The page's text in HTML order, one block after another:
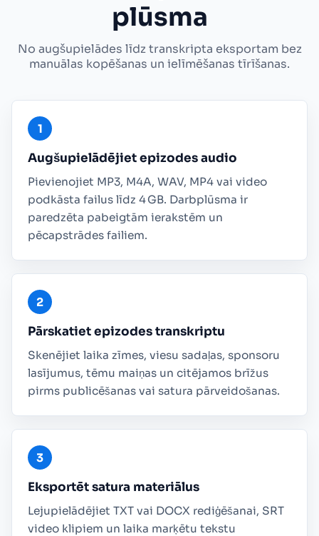
plūsma
No augšupielādes līdz transkripta eksportam bez
manuālas kopēšanas un ielīmēšanas tīrīšanas.
Augšupielādējiet epizodes audio
Pievienojiet MP3, M4A, WAV, MP4 vai video
podkāsta failus līdz 4 GB. Darbplūsma ir
paredzēta pabeigtām ierakstēm un
pēcapstrādes failiem.
Pārskatiet epizodes transkriptu
Skenējiet laika zīmes, viesu sadaļas, sponsoru
lasījumus, tēmu maiņas un citējamos brīžus
pirms publicēšanas vai satura pārveidošanas.
Eksportēt satura materiālus
Lejupielādējiet TXT vai DOCX rediģēšanai, SRT
video klipiem un laika marķētu tekstu